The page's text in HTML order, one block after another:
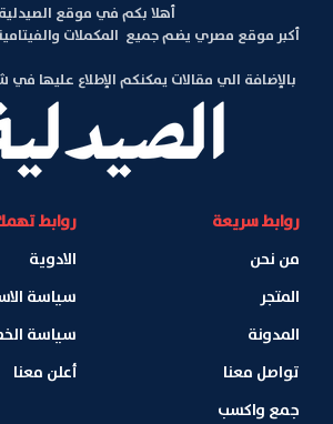
أهلا بكم في موقع
أكبر موقع مصري يضم جميع المكملات
بالإضافة الي مقالات يمكنكم الإطلاع عليها في
روابط سريعة
من نحن
المتجر
المدونة
تواصل معنا
جمع واكسب
روابط
الادوية
سياسة
سياسة
أعلن معنا